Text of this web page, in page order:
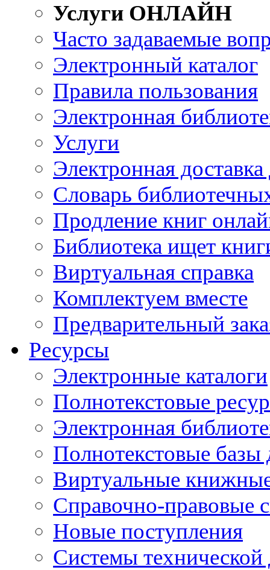
Услуги ОНЛАЙН
Часто задаваемые
Электронный каталог
Правила пользования
Электронная
Услуги
Электронная
Словарь
Продление книг
Библиотека ищет
Виртуальная справка
Комплектуем вместе
Предварительный
Ресурсы
Электронные каталоги
Полнотекстовые
Электронная
Полнотекстовые
Виртуальные
Справочно-правовые
Новые поступления
Cистемы